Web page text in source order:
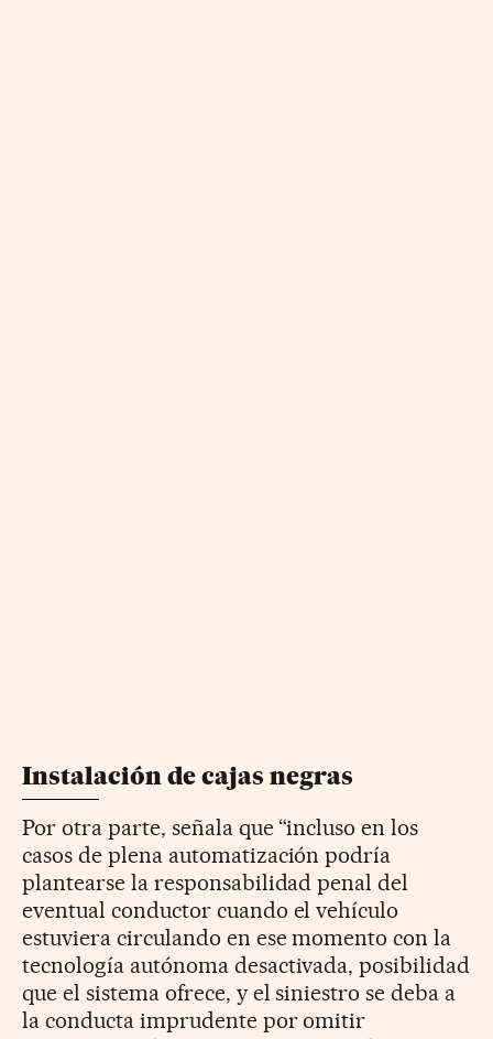
Instalación de cajas negras
Por otra parte, señala que “incluso en los
casos de plena automatización podría
plantearse la responsabilidad penal del
eventual conductor cuando el vehículo
estuviera circulando en ese momento con la
tecnología autónoma desactivada, posibilidad
que el sistema ofrece, y el siniestro se deba a
la conducta imprudente por omitir